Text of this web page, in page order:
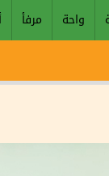
واحة مرفأ